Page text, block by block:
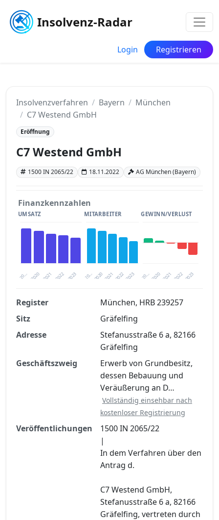
Insolvenz-Radar
Login Registrieren
Insolvenzverfahren Bayern
München
C7 Westend GmbH
Eröffnung
C7 Westend GmbH
1500 IN 2065/22 18.11.2022 AG München (Bayern)
Finanzkennzahlen
UMSATZ
20… 2021 2023
2020 2022
MITARBEITER
20… 2021 2023
2020 2022
GEWINN/VERLUST
20… 2021 2023
2020 2022
Finanzkennzahlen nach kostenloser
Registrierung verfügbar
Jetzt kostenlos registrieren
Register
München, HRB 239257
Sitz
Gräfelfing
Adresse
Stefanusstraße 6 a, 82166
Gräfelfing
Geschäftszweig
Erwerb von Grundbesitz,
dessen Bebauung und
Veräußerung an D…
Vollständig einsehbar nach
kostenloser Registrierung
Veröffentlichungen
1500 IN 2065/22
|
In dem Verfahren über den
Antrag d.
C7 Westend GmbH,
Stefanusstraße 6 a, 82166
Gräfelfing, vertreten durch